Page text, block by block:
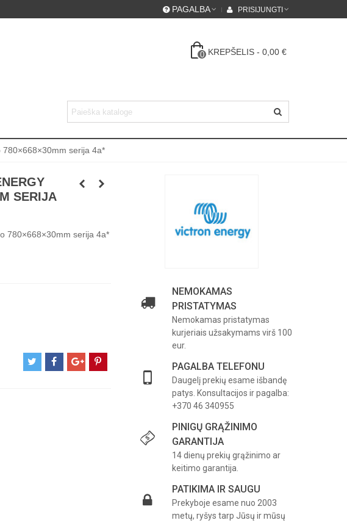
PAGALBA PRISIJUNGTI
0 KREPŠELIS - 0,00 €
serija 4a*
SERIJA
780×668×30mm serija 4a*
NEMOKAMAS
PRISTATYMAS
Nemokamas pristatymas
kurjeriais užsakymams virš 100
eur.
PAGALBA TELEFONU
Daugelį prekių esame išbandę
patys. Konsultacijos ir pagalba:
+370 46 340955
PINIGŲ GRĄŽINIMO
GARANTIJA
14 dienų prekių grąžinimo ar
keitimo garantija.
PATIKIMA IR SAUGU
Prekyboje esame nuo 2003
metų, ryšys tarp Jūsų ir mūsų